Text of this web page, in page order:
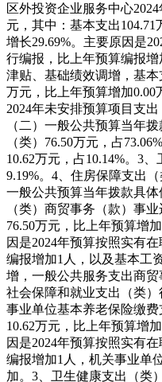
区外投资企业服务中心
元，其中： 基本支出104.71
增长29.69%。主要原因是
行编报，比上年预算编报
津贴、基础绩效调增，基本
万元，比上年预算增加0.00
2024年未安排预算项目支
（二）一般公共预算当年
（类）76.50万元，占73.06%
10.62万元，占10.14%。 3、
9.19%。 4、住房保障支出（
一般公共预算当年拨款具体
（类）商贸事务（款）事
76.50万元，比上年预算增
因是2024年预算按照实有
编报增加1人，以及基本工
增，一般公共服务支出商贸
社会保障和就业支出（类
事业单位基本养老保险缴
10.62万元，比上年预算增
因是2024年预算按照实有
编报增加1人，机关事业单
加。 3、卫生健康支出（类